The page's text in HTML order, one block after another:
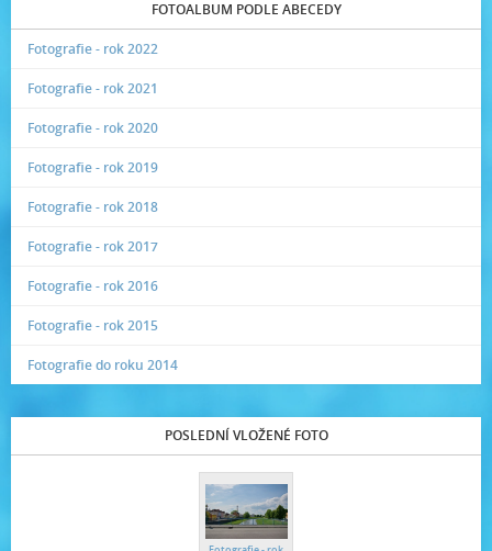
FOTOALBUM PODLE ABECEDY
Fotografie - rok 2022
Fotografie - rok 2021
Fotografie - rok 2020
Fotografie - rok 2019
Fotografie - rok 2018
Fotografie - rok 2017
Fotografie - rok 2016
Fotografie - rok 2015
Fotografie do roku 2014
POSLEDNÍ VLOŽENÉ FOTO